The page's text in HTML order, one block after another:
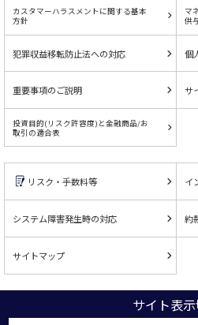
カスタマーハラスメントに関する基本
方針
マ
供
犯罪収益移転防止法への対応 個
重要事項のご説明 サ
投資目的(リスク許容度)と金融商品/お
取引の適合表
リスク・手数料等 イ
システム障害発生時の対応 約
サイトマップ
サイト表